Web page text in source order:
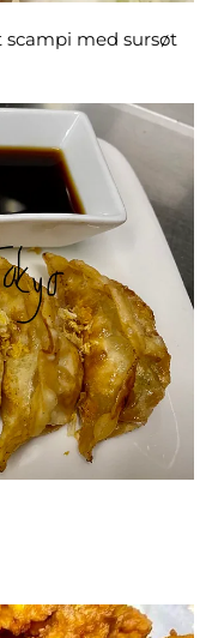
scampi med sursøt